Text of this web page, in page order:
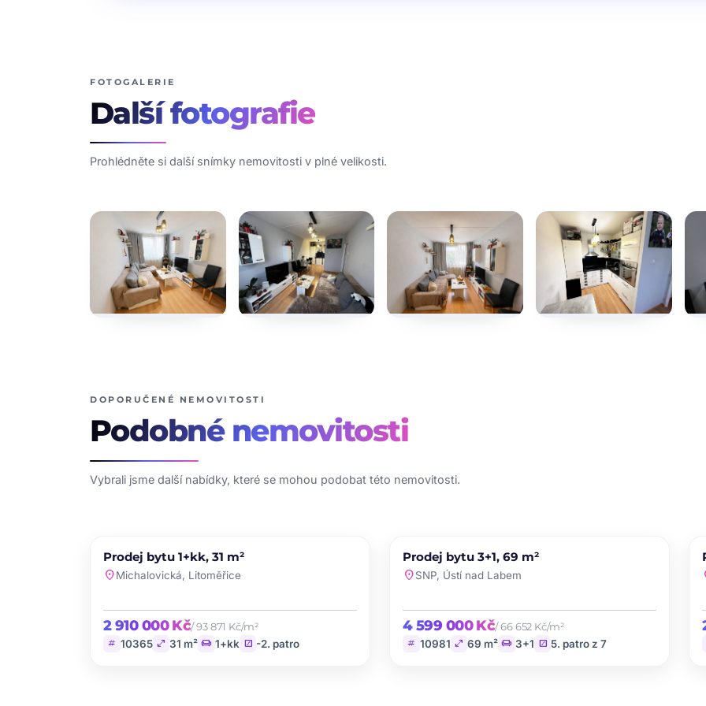
FOTOGALERIE
Dalšífotografie
Prohlédněte si další snímky nemovitosti v plné velikosti.
DOPORUČENÉ NEMOVITOSTI
Podobné nemovitosti
Vybrali jsme další nabídky, které se mohou podobat této nemovitosti.
PRODEJ
Prodej bytu 1+kk, 31 m²
location_onMichalovická, Litoměřice
2 910 000 Kč/ 93 871 Kč/m²
tag 10365 open_in_full 31 m² chair 1+kk stairs -2. patro
PRODEJ
Prodej bytu 3+1, 69 m²
location_onSNP, Ústí nad Labem
4 599 000 Kč/ 66 652 Kč/m²
tag 10981 open_in_full 69 m² chair 3+1 stairs 5. patro z 7